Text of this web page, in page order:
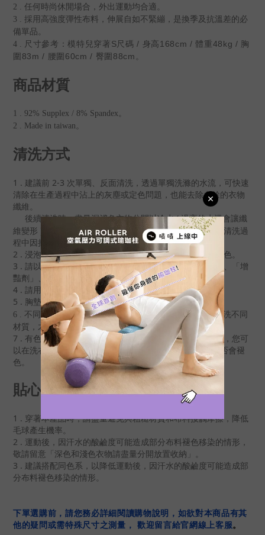
2 . 任何時尚休閒場合，外出運動均合適。
3 . 採用高強度彈性布料，伸展自如不緊繃，是換季及抗溫差的必
備單品。
4 . 尺寸參考：模特兒穿著S尺碼 / 身高168cm / 體重48kg / 胸
圍83m / 腰圍60cm / 臀圍88cm。
商品材質
1 . 92% Supplex / 8% Spandex。
2 . Made in taiwan。
清洗方式
1 . 建議前 2-3 次單獨、反面清洗，透過單獨洗滌的水流，可快速
清除在生產過程中沾上的灰塵或定色問題 ， 也能去除多餘的衣物
纖維。
後續清洗時
，盡量深淺色衣物分開以冷水 ( 過高的水溫會讓纖維
變形 )分開清洗或用洗衣網袋並反面清洗，以減少衣物清洗過程
中因拉扯而產生毀損。
2 . 浸泡時間不宜過長，布料表面勿直接接觸清潔劑導致褪色。
3 . 請以中性洗劑清洗。請勿使用「冷洗精」、「柔軟精」、「增
豔劑」、「漂白」，降低布料纖維吸濕排汗功能
4 . 請用洗衣袋進行脫水，勿烘乾，自然晾乾為佳。
5 . 胸墊請單獨清洗，以免扭曲變形
6 .不同材質的衣物，有不同的洗滌方式，用對的方式來清洗不同
材質，才能保護衣物壽命。
7 .有色衣物的材質，若想要了解定色是否完好（色牢度），您可
以在洗衣前先用濕布覆蓋，或將衣物一小角沾濕，看看是否會褪
色
貼心提醒
1 .穿著本產品時，請盡量避免與粗糙材質和布料接觸摩擦，降低
毛球產生機率。
2 .運動後，因汗水的酸鹼度可能造成部分布料褪色移染的情形，
敬請留意「深色和淺色衣物請盡量分開放置收納」。
3 . 建議搭配同色系，以降低
下單選購前，請您務必詳細閱讀購物說明，如欲對本商品有其